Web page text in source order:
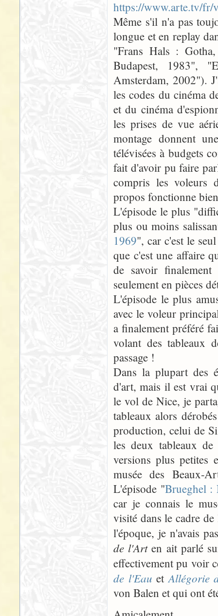
https://www.arte.tv/fr/
Même s'il n'a pas
longue et en replay
"Frans Hals :
Budapest, 1983",
Amsterdam, 2002").
les codes du cinéma
et du cinéma
les prises de vue
montage donnent
télévisées à budgets
fait d'avoir pu faire
compris les voleurs
propos fonctionne
L'épisode le plus
plus ou moins
1969", car c'est le
que c'est une affaire
de savoir
seulement en pièces
L'épisode le plus
avec le voleur
a finalement préféré
volant des tableaux
passage !
Dans la plupart des
d'art, mais il est vrai
le vol de Nice, je
tableaux alors
production, celui de
les deux tableaux
versions plus petites
musée des Beaux-
L'épisode "Brueghel :
car je connais le
visité dans le cadre
l'époque, je n'avais
de l'Arten ait parlé
effectivement pu voir
de l'Eau etAllégorie
von Balen et qui ont